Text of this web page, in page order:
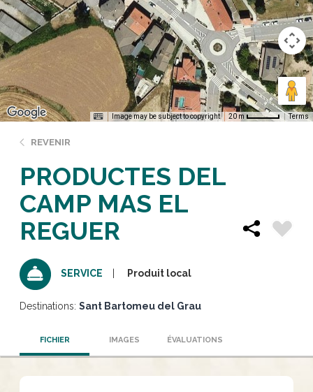
Image may be subject to copyright 20 m Terms
REVENIR
PRODUCTES DEL
CAMP MAS EL
REGUER
SERVICE Produit local
Destinations: Sant Bartomeu del Grau
FICHIER IMAGES ÉVALUATIONS